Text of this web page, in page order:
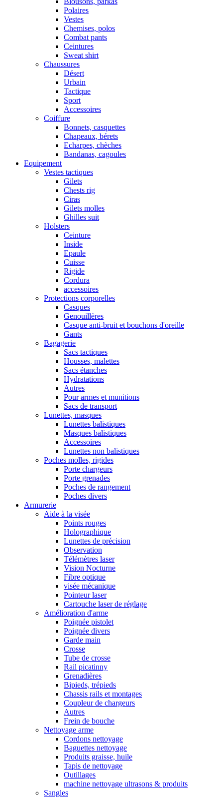
Polaires
Vestes
Chemises, polos
Combat pants
Ceintures
Sweat shirt
Chaussures
Désert
Urbain
Tactique
Sport
Accessoires
Coiffure
Bonnets, casquettes
Chapeaux, bérets
Echarpes, chèches
Bandanas, cagoules
Equipement
Vestes tactiques
Gilets
Chests rig
Ciras
Gilets molles
Ghilles suit
Holsters
Ceinture
Inside
Epaule
Cuisse
Rigide
Cordura
accessoires
Protections corporelles
Casques
Genouillères
Casque anti-bruit et bouchons d'oreille
Gants
Bagagerie
Sacs tactiques
Housses, malettes
Sacs étanches
Hydratations
Autres
Pour armes et munitions
Sacs de transport
Lunettes, masques
Lunettes balistiques
Masques balistiques
Accessoires
Lunettes non balistiques
Poches molles, rigides
Porte chargeurs
Porte grenades
Poches de rangement
Poches divers
Armurerie
Aide à la visée
Points rouges
Holographique
Lunettes de précision
Observation
Télémètres laser
Vision Nocturne
Fibre optique
visée mécanique
Pointeur laser
Cartouche laser de réglage
Amélioration d'arme
Poignée pistolet
Poignée divers
Garde main
Crosse
Tube de crosse
Rail picatinny
Grenadières
Bipieds, trépieds
Chassis rails et montages
Coupleur de chargeurs
Autres
Frein de bouche
Nettoyage arme
Cordons nettoyage
Baguettes nettoyage
Produits graisse, huile
Tapis de nettoyage
Outillages
machine nettoyage ultrasons & produits
Sangles